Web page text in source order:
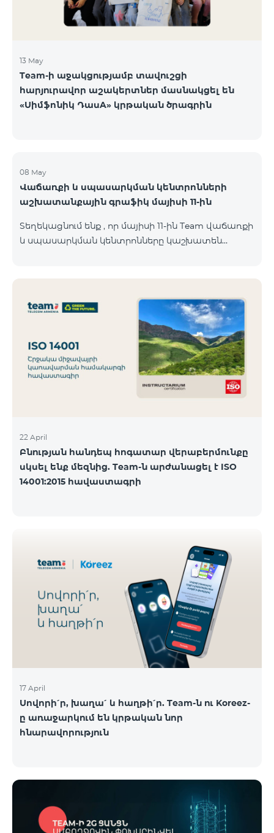
13 May
Team-ի աջակցությամբ տավուշցի
հարյուրավոր աշակերտներ մասնակցել են
«Սիմֆոնիկ ԴասA» կրթական ծրագրին
08 May
Վաճառքի և սպասարկման կենտրոնների
աշխատանքային գրաֆիկ մայիսի 11-ին
Տեղեկացնում ենք , որ մայիսի 11-ին Team վաճառքի
և սպասարկման կենտրոնները կաշխատեն
Բնականուն գրաֆիկը Մայիսի 11-ի փոփոխված
գրաֆիկը Երևան Կիլիկիա 09:00-18:00 09:00-17:00
Երևան Անդրանիկ 09:00-18:00 09:00-17:00 Երևան
ՀԱԹ 09:00-20:00 09:00-17:00 Երևան Ազատություն
09:00-19:00 09:00-17:00 Երևան Կոմիտաս 1 09:00-
19:00 09:00-17:00 Երևան Դավիթաշեն 09:00-20:00
22 April
Բնության հանդեպ հոգատար վերաբերմունքը
սկսել ենք մեզնից. Team-ն արժանացել է ISO
14001:2015 հավաստագրի
17 April
Սովորի՛ր, խաղա՛ և հաղթի՛ր. Team-ն ու Koreez-
ը առաջարկում են կրթական նոր
հնարավորություն